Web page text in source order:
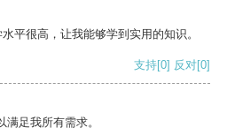
平很高，让我能够学到实用的知识。
支持[0] 反对[0]
足我所有需求。